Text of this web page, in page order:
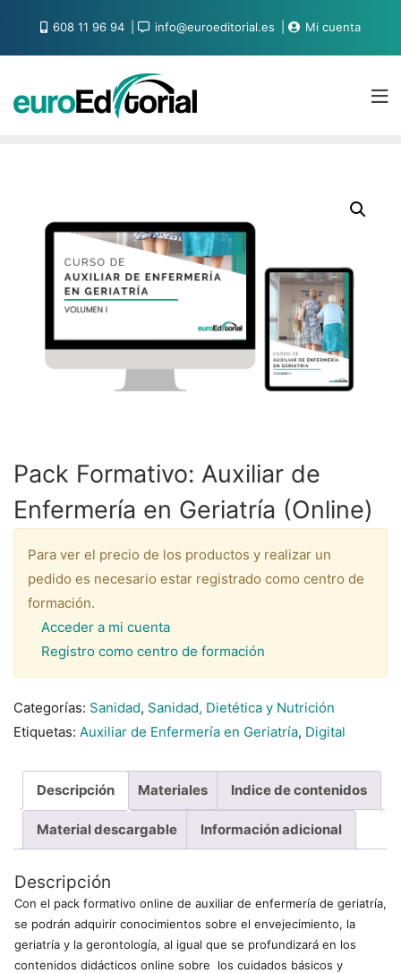
608 11 96 94 info@euroeditorial.es Mi cuenta
Pack Formativo: Auxiliar de
Enfermería en Geriatría (Online)
Para ver el precio de los productos y realizar un
pedido es necesario estar registrado como centro de
formación.
Acceder a mi cuenta
Registro como centro de formación
Categorías: Sanidad, Sanidad, Dietética y Nutrición
Etiquetas: Auxiliar de Enfermería en Geriatría, Digital
Descripción Materiales Indice de contenidos
Material descargable Información adicional
Descripción
Con el pack formativo online de auxiliar de enfermería de geriatría,
se podrán adquirir conocimientos sobre el envejecimiento, la
geriatría y la gerontología, al igual que se profundizará en los
contenidos didácticos online sobre los cuidados básicos y